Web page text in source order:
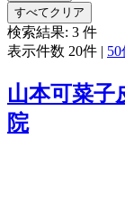
すべてクリア
検索結果: 3 件
表示件数 20件 |
山本可菜子
院